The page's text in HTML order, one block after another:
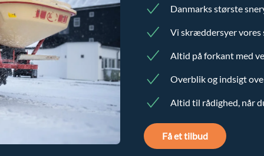
Danmarks største
Vi skræddersyer vores
Altid på forkant med
Overblik og indsigt
Altid til rådighed, når
Få et tilbud